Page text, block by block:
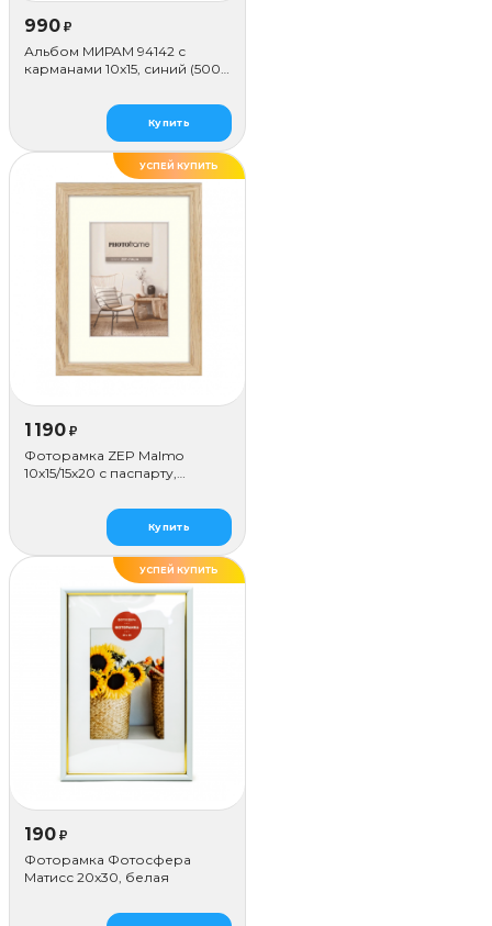
990 ₽
Альбом МИРАМ 94142 с
карманами 10x15, синий (500
Купить
УСПЕЙ КУПИТЬ
1 190 ₽
Фоторамка ZEP Malmo
10х15/15х20 с паспарту,
Купить
УСПЕЙ КУПИТЬ
ДЕЛАЕМ САМИ
190 ₽
Фоторамка Фотосфера
Матисс 20x30, белая